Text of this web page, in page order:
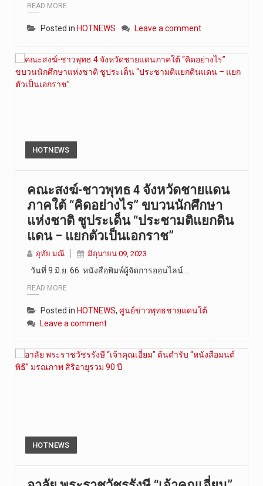
READ MORE
Posted in HOTNEWS Leave a comment
HOTNEWS
คณะสงฆ์-ชาวพุทธ 4 จังหวัดชายแดน
ภาคใต้ “คิดอย่างไร” ขบวนนักศึกษา
แห่งชาติ ชูประเด็น “ประชามติแยกดิน
แดน – แยกตัวเป็นเอกราช”
อุทัย มณี มิถุนายน 09, 2023
วันที่ 9 มิ.ย. 66 หนังสือพิมพ์ผู้จัดการออนไลน์…
READ MORE
Posted in HOTNEWS, ศูนย์ข่าวพุทธชายแดนใต้
Leave a comment
HOTNEWS